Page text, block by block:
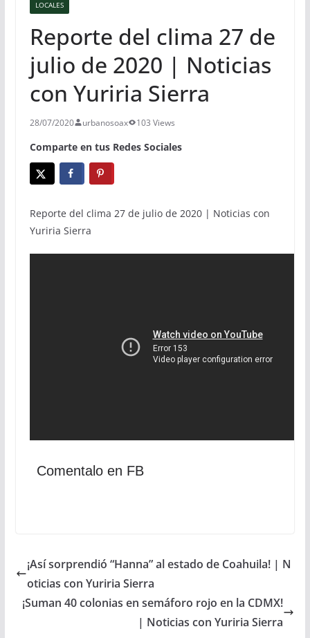
LOCALES
Reporte del clima 27 de
julio de 2020 | Noticias
con Yuriria Sierra
28/07/2020 urbanosoax 103 Views
Comparte en tus Redes Sociales
Reporte del clima 27 de julio de 2020 | Noticias con
Yuriria Sierra
Comentalo en FB
¡Así sorprendió “Hanna” al estado de Coahuila! | N
oticias con Yuriria Sierra
¡Suman 40 colonias en semáforo rojo en la CDMX!
| Noticias con Yuriria Sierra